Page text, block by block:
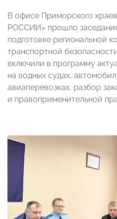
В офисе Приморского
РОССИИ» прошло
подготовке региональной
транспортной
включили в программу
на водных судах,
авиаперевозках, разбор
и правоприменительной